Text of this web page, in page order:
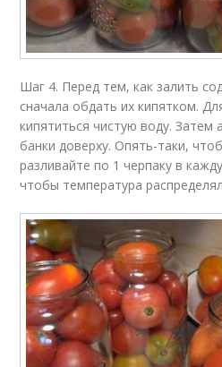
Шаг 4. Перед тем, как залить
сначала обдать их кипятком.
кипятиться чистую воду. Затем
банки доверху. Опять-таки,
разливайте по 1 черпаку в
чтобы температура